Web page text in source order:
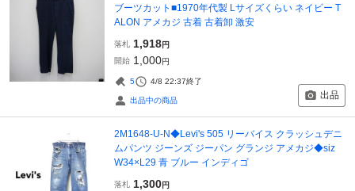
ブーツカット■1970年代製 Lサイズくらい ネイビー T
ALON アメカジ 古着 古着卸 激安
落札 1,918円
開始 1,000円
5 4/8 22:37終了
出品中の商品 出品
2M1648-U-N◆Levi's 505 リーバイス クラッシュデニ
ムパンツ ジーンズ ジーパン グランジ アメカジ◆siz
W34×L29 青 ブルー インディゴ
落札 1,300円